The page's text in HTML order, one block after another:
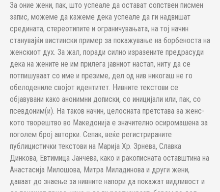
За оние жени, пак, што успеале да остават сопствен писмен
запис, мо­жеме да кажеме дека успеале да ги надвишат
средината, стереотипите и ог­раничувањата, на тој начин
станувајќи вистински пример за по­ка­жу­ва­ње на борбеноста на
женскиот дух. За жал, поради силно изразените пред­ра­суди
дека на жените не им прилега јавниот настап, ниту да се
потпи­шу­ва­ат со име и презиме, дел од нив никогаш не го
обелодениле својот иден­ти­тет. Нивните текстови се
објавувани како анонимни дописки, со ини­ци­ја­ли или, пак, со
псевдоним(и). На таков начин, целосната претстава за женс­
кото творештво во Македонија е значително осиромашена за
поголем број ав­торки. Сепак, веќе регистрираните
публицистички текстови на Марија Хр. Зрнева, Славка
Динкова, Евтимица Јанчева, како и ракописната оставштина на
Анастасија Милошова, Митра Миладинова и други жени,
даваат до знаење за нивните напори да покажат видливост и